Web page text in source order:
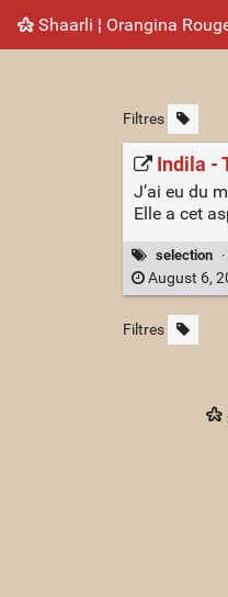
Shaarli ¦ Orangina
Filtres
Indila -
J’ai eu du
Elle a cet
selection ·
August 6,
Filtres